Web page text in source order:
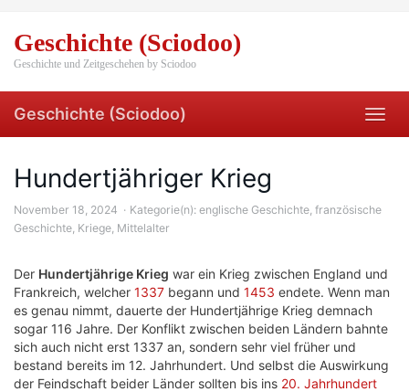
main
content
Geschichte (Sciodoo)
Geschichte und Zeitgeschehen by Sciodoo
Geschichte (Sciodoo)
Hundertjähriger Krieg
November 18, 2024 Kategorie(n): englische Geschichte, französische
Geschichte, Kriege, Mittelalter
Der Hundertjährige Krieg war ein Krieg zwischen England und
Frankreich, welcher 1337 begann und 1453 endete. Wenn man
es genau nimmt, dauerte der Hundertjährige Krieg demnach
sogar 116 Jahre. Der Konflikt zwischen beiden Ländern bahnte
sich auch nicht erst 1337 an, sondern sehr viel früher und
bestand bereits im 12. Jahrhundert. Und selbst die Auswirkung
der Feindschaft beider Länder sollten bis ins 20. Jahrhundert